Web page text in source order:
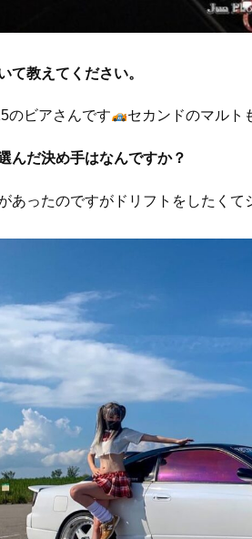
て教えてください。
のビアさんです セカンドのマルト
んだ決め手はなんですか？
あったのですがドリフトをしたく